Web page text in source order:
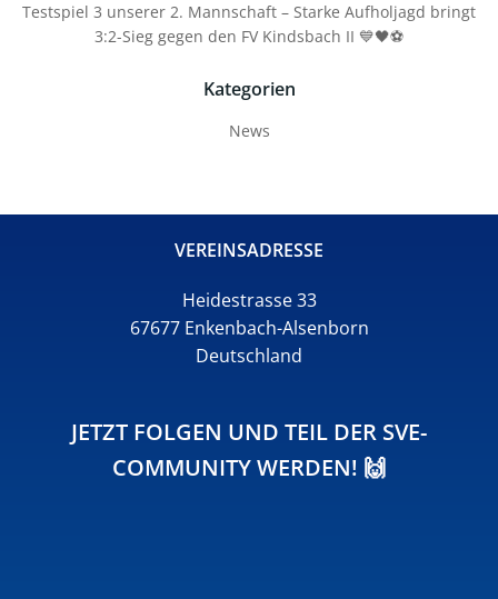
Testspiel 3 unserer 2. Mannschaft – Starke Aufholjagd bringt
3:2-Sieg gegen den FV Kindsbach II 💙🖤⚽
Kategorien
News
VEREINSADRESSE
Heidestrasse 33
67677 Enkenbach-Alsenborn
Deutschland
JETZT FOLGEN UND TEIL DER SVE-
COMMUNITY WERDEN! 🙌